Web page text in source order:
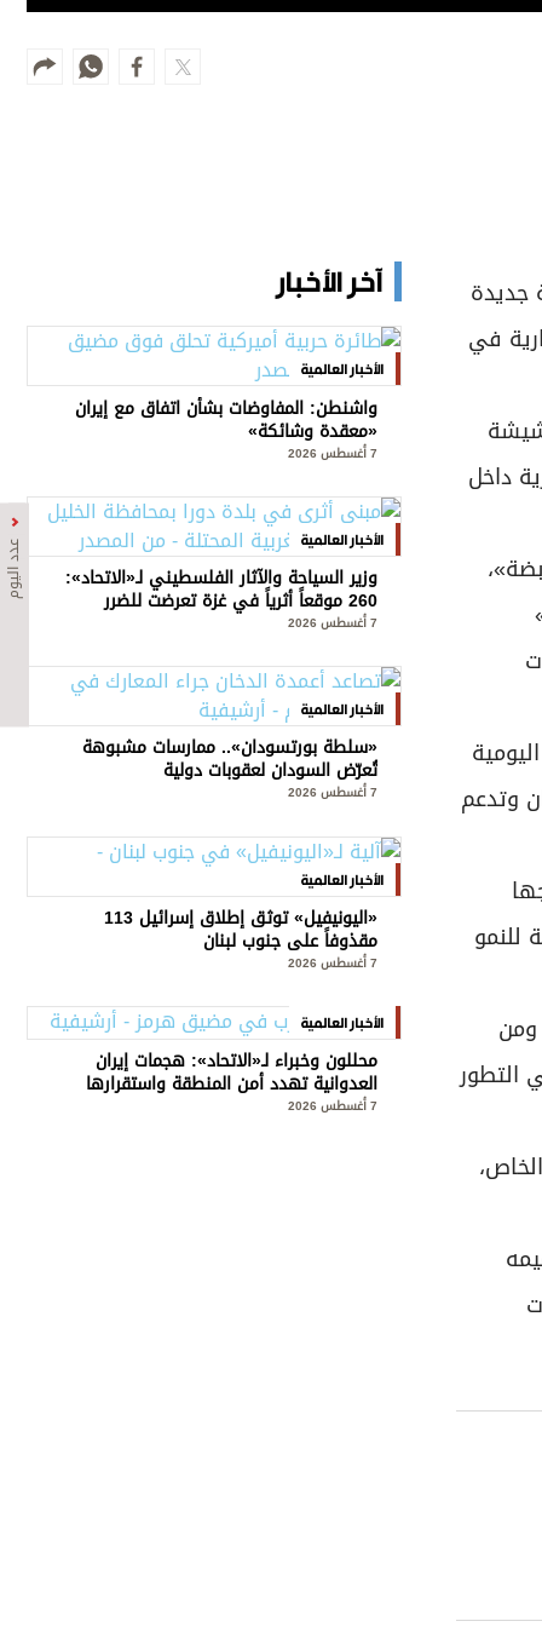
عدد اليوم
جديدة
التجارية في
داخل
وتدعم
للنمو
ومن
التطور
آخر الأخبار
الأخبار العالمية
واشنطن: المفاوضات بشأن اتفاق مع إيران
«معقدة وشائكة»
7 أغسطس 2026
الأخبار العالمية
وزير السياحة والآثار الفلسطيني لـ«الاتحاد»:
260 موقعاً أثرياً في غزة تعرضت للضرر
7 أغسطس 2026
الأخبار العالمية
«سلطة بورتسودان».. ممارسات مشبوهة
تُعرّض السودان لعقوبات دولية
7 أغسطس 2026
الأخبار العالمية
«اليونيفيل» توثق إطلاق إسرائيل 113
مقذوفاً على جنوب لبنان
7 أغسطس 2026
الأخبار العالمية
محللون وخبراء لـ«الاتحاد»: هجمات إيران
العدوانية تهدد أمن المنطقة واستقرارها
7 أغسطس 2026